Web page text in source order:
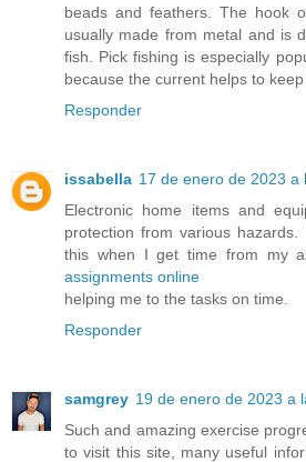
beads and feathers. The hook
usually made from metal and is
fish. Pick fishing is especially
because the current helps to keep
Responder
issabella 17 de enero de 2023 a
Electronic home items and
protection from various
this when I get time from my
assignments online
helping me to the tasks on time.
Responder
samgrey 19 de enero de 2023 a
Such and amazing exercise
to visit this site, many useful